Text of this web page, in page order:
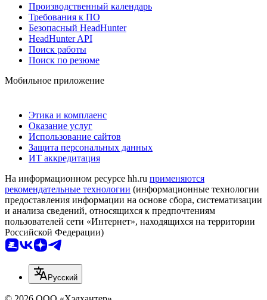
Производственный календарь
Требования к ПО
Безопасный HeadHunter
HeadHunter API
Поиск работы
Поиск по резюме
Мобильное приложение
Этика и комплаенс
Оказание услуг
Использование сайтов
Защита персональных данных
ИТ аккредитация
На информационном ресурсе hh.ru применяются
рекомендательные технологии (информационные технологии
предоставления информации на основе сбора, систематизации
и анализа сведений, относящихся к предпочтениям
пользователей сети «Интернет», находящихся на территории
Российской Федерации)
Русский